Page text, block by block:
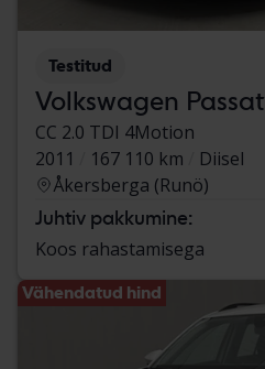
Testitud
Volkswagen Passat
CC 2.0 TDI 4Motion
2011
167 110 km
Diisel
Åkersberga (Runö)
Juhtiv pakkumine:
Koos rahastamisega
Vähendatud hind